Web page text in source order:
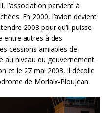
l’association parvient à
En 2000, l’avion devient
2003 pour qu’il puisse
entre autres à des
cessions amiables de
au niveau du gouvernement.
et le 27 mai 2003, il décolle
de Morlaix-Ploujean.